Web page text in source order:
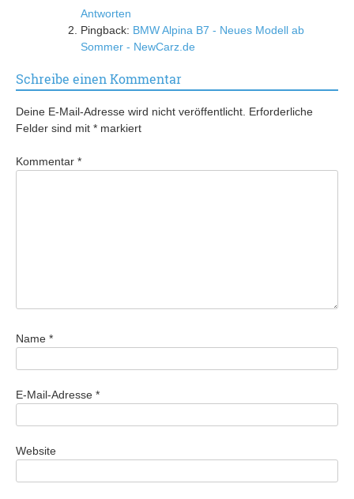
Antworten
Pingback: BMW Alpina B7 - Neues Modell ab
Sommer - NewCarz.de
Schreibe einen Kommentar
Deine E-Mail-Adresse wird nicht veröffentlicht. Erforderliche
Felder sind mit * markiert
Kommentar *
Name *
E-Mail-Adresse *
Website